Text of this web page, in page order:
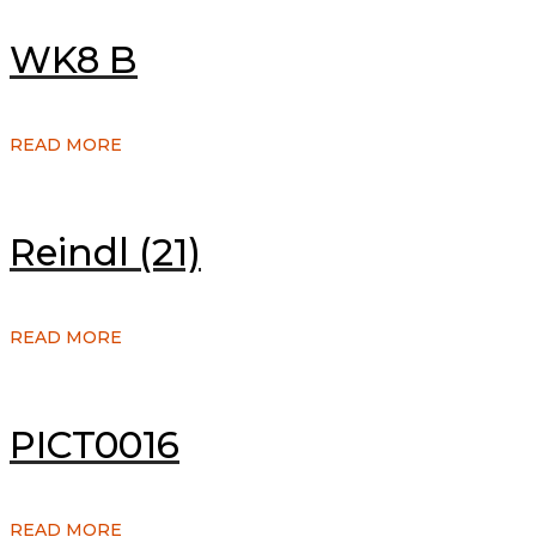
WK8 B
READ MORE
Reindl (21)
READ MORE
PICT0016
READ MORE